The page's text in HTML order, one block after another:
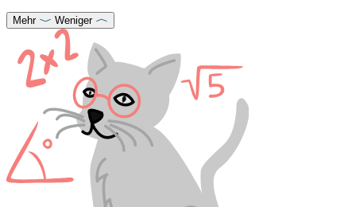
Mehr Weniger